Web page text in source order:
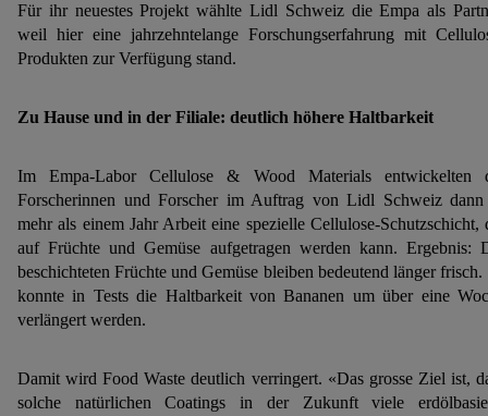
Für ihr neuestes Projekt wählte Lidl Schweiz die Empa als
weil hier eine jahrzehntelange Forschungserfahrung mit
Produkten zur Verfügung stand.
Zu Hause und in der Filiale: deutlich höhere Haltbarkeit
Im Empa-Labor Cellulose & Wood Materials entwickelten
Forscherinnen und Forscher im Auftrag von Lidl Schweiz
mehr als einem Jahr Arbeit eine spezielle Cellulose-Schutzschicht,
auf Früchte und Gemüse aufgetragen werden kann. Ergebnis:
beschichteten Früchte und Gemüse bleiben bedeutend länger frisch.
konnte in Tests die Haltbarkeit von Bananen um über eine
verlängert werden.
Damit wird Food Waste deutlich verringert. «Das grosse Ziel ist,
solche natürlichen Coatings in der Zukunft viele